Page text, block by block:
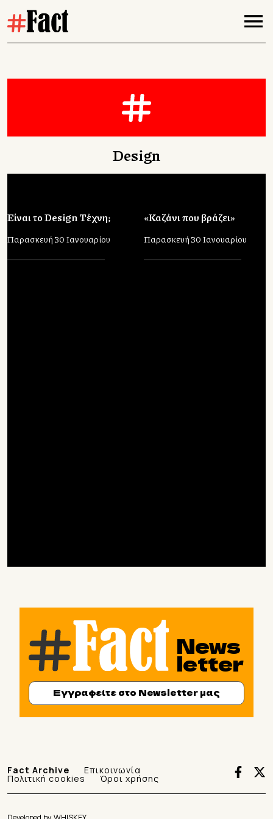
Design
Είναι το Design Τέχνη;
Παρασκευή 30 Ιανουαρίου
«Καζάνι που βράζει»
Παρασκευή 30 Ιανουαρίου
News
letter
Εγγραφείτε στο Newsletter μας
Fact Archive Επικοινωνία
Πολιτική cookies Όροι χρήσης